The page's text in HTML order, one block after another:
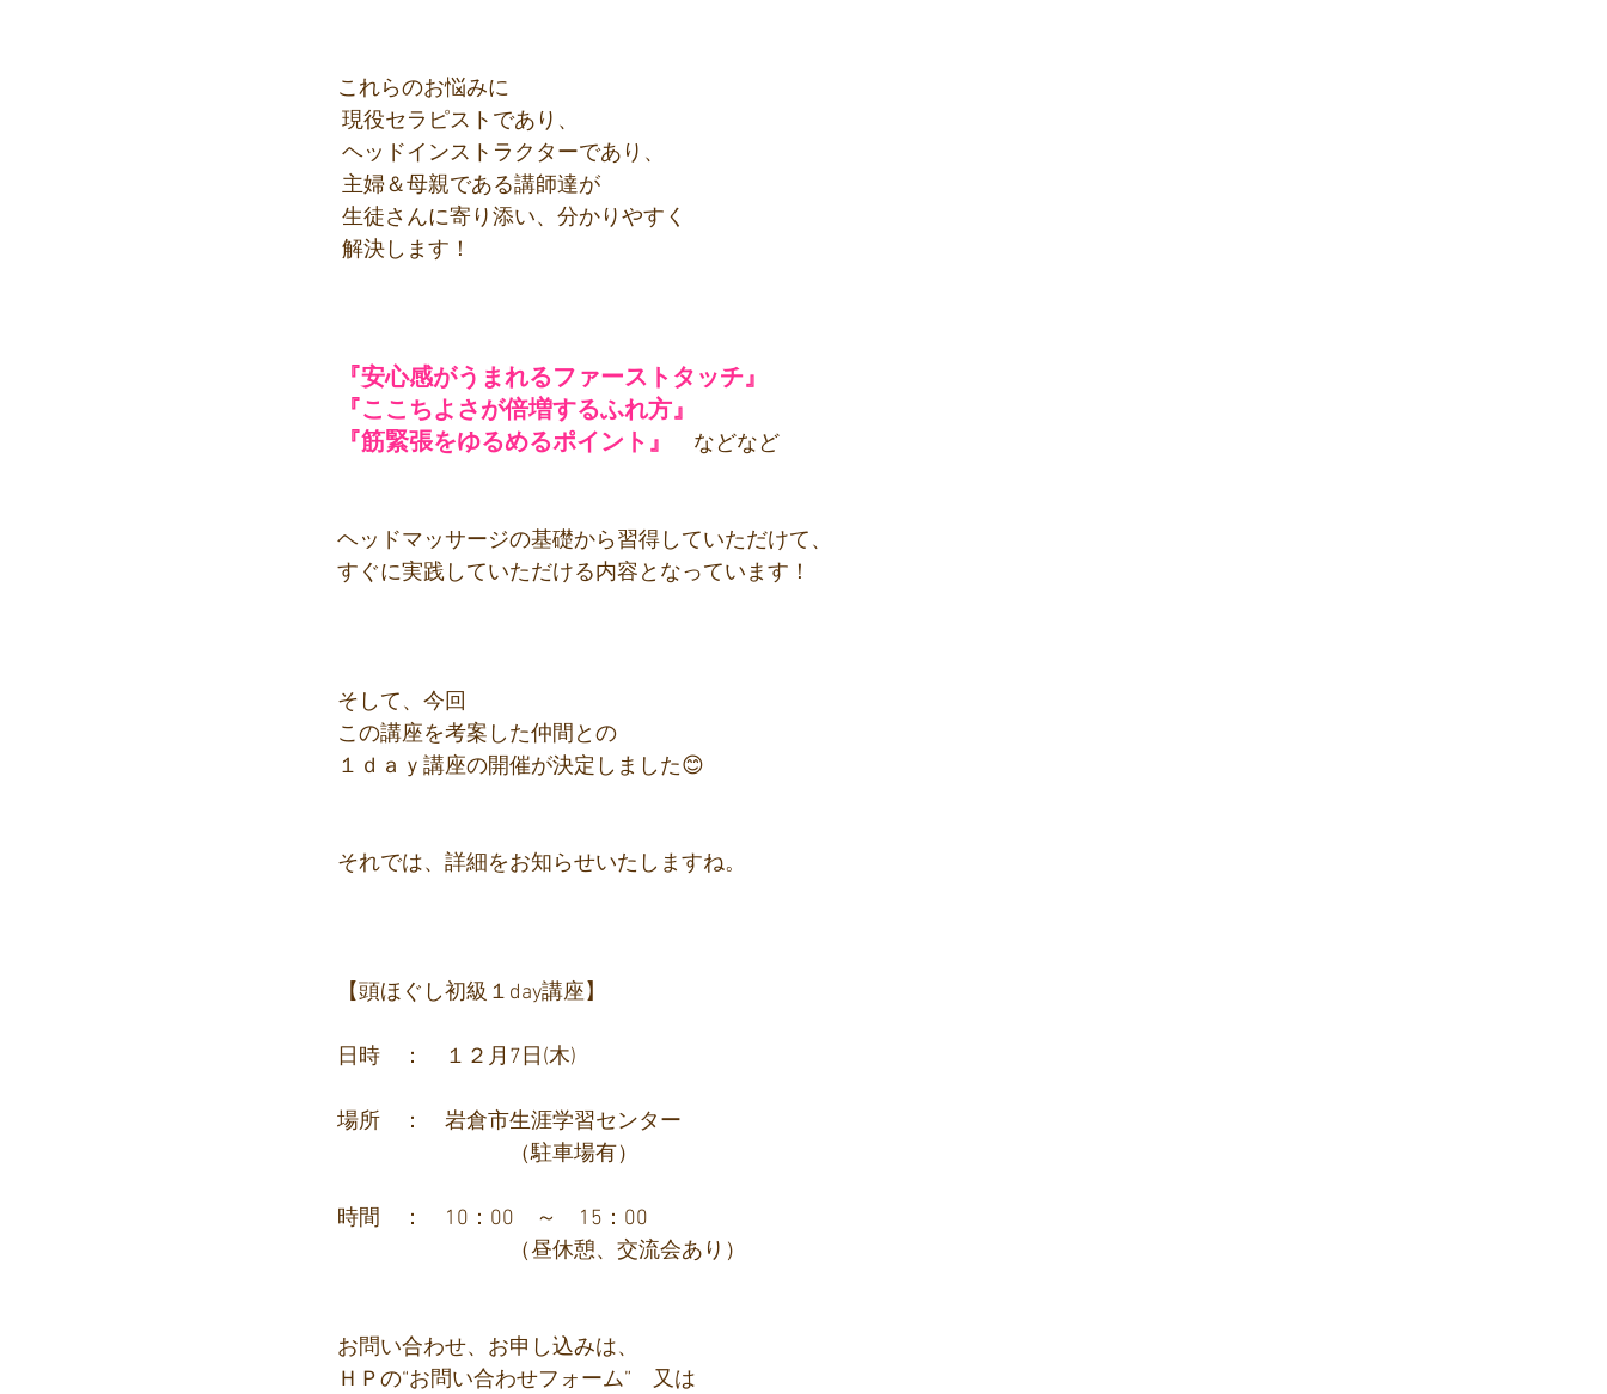
これらのお悩みに
現役セラピストであり、
ヘッドインストラクターであり、
主婦＆母親である講師達が
生徒さんに寄り添い、分かりやすく
解決します！
『安心感がうまれるファーストタッチ』
『ここちよさが倍増するふれ方』
『筋緊張をゆるめるポイント』
などなど
ヘッドマッサージの基礎から習得していただけて、
すぐに実践していただける内容となっています！
そして、今回
この講座を考案した仲間との
１ｄａｙ講座の開催が決定しました😊
それでは、詳細をお知らせいたしますね。
【頭ほぐし初級１day講座】
日時　：　１２月7日(木)
場所　：　岩倉市生涯学習センター
（駐車場有）
時間　：　10：00　～　15：00
（昼休憩、交流会あり）
お問い合わせ、お申し込みは、
ＨＰの“お問い合わせフォーム”　又は